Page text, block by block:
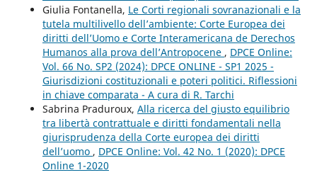
Giulia Fontanella, Le Corti regionali sovranazionali e la
tutela multilivello dell’ambiente: Corte Europea dei
diritti dell’Uomo e Corte Interamericana de Derechos
Humanos alla prova dell’Antropocene , DPCE Online:
Vol. 66 No. SP2 (2024): DPCE ONLINE - SP1 2025 -
Giurisdizioni costituzionali e poteri politici. Riflessioni
in chiave comparata - A cura di R. Tarchi
Sabrina Praduroux, Alla ricerca del giusto equilibrio
tra libertà contrattuale e diritti fondamentali nella
giurisprudenza della Corte europea dei diritti
dell’uomo , DPCE Online: Vol. 42 No. 1 (2020): DPCE
Online 1-2020